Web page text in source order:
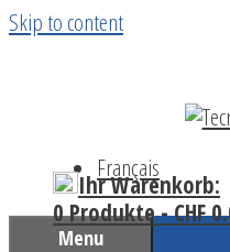
Skip to content
Français
Ihr Warenkorb:
0 Produkte -CHF
Menu